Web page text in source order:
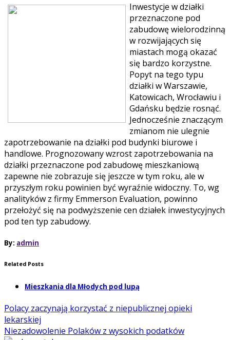
Inwestycje w działki
przeznaczone pod
zabudowę wielorodzinną
w rozwijających się
miastach mogą okazać
się bardzo korzystne.
Popyt na tego typu
działki w Warszawie,
Katowicach, Wrocławiu i
Gdańsku będzie rosnąć.
Jednocześnie znaczącym
zmianom nie ulegnie
zapotrzebowanie na działki pod budynki biurowe i
handlowe. Prognozowany wzrost zapotrzebowania na
działki przeznaczone pod zabudowę mieszkaniową
zapewne nie zobrazuje się jeszcze w tym roku, ale w
przyszłym roku powinien być wyraźnie widoczny. To, wg
analityków z firmy Emmerson Evaluation, powinno
przełożyć się na podwyższenie cen działek inwestycyjnych
pod ten typ zabudowy.
By: admin
Related Posts
Mieszkania dla Młodych pod lupą
Polacy zaczynają korzystać z niepublicznej opieki
lekarskiej
Niezadowolenie Polaków z wysokich podatków